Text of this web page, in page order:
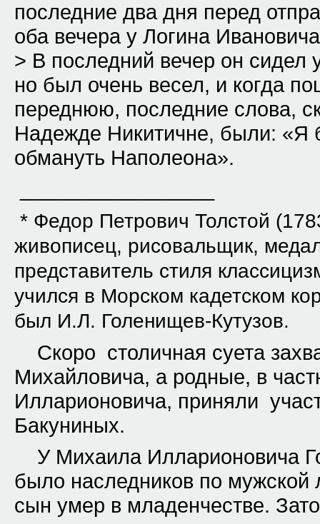
последние два дня перед
оба вечера у Логина
> В последний вечер он сидел
но был очень весел, и когда
переднюю, последние слова,
Надежде Никитичне, были: «Я
обмануть Наполеона».
* Федор Петрович Толстой (
живописец, рисовальщик,
представитель стиля
учился в Морском кадетском
был И.Л. Голенищев-Кутузов.
Скоро столичная суета
Михайловича, а родные, в
Илларионовича, приняли
Бакуниных.
У Михаила Илларионовича
было наследников по мужской
сын умер в младенчестве.